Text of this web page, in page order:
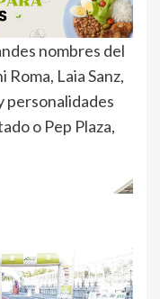
nombres del
Laia Sanz,
personalidades
o Pep Plaza,